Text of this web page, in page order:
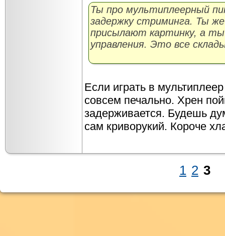
Ты про мультиплеерный
задержку стриминга. Ты
присылают картинку, а
управления. Это все
Если играть в
совсем печально. Хрен
задерживается. Будешь
сам криворукий. Короче
1 2 3